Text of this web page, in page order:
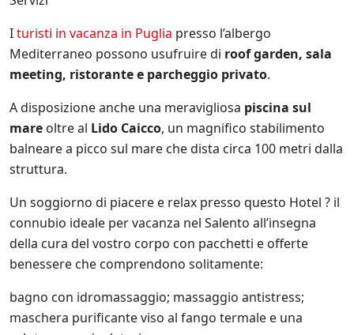
l
e
n
t
.
i
t
e
s
u
l
e
p
r
o
o
z
i
Ituristi in vacanza in Puglia presso l’albergo
Mediterraneo possono usufruire di roof garden, sala
meeting, ristorante e parcheggio privato.
A disposizione anche una meravigliosa piscina sul
mare oltre al Lido Caicco, un magnifico stabilimento
balneare a picco sul mare che dista circa 100 metri dalla
struttura.
Un soggiorno di piacere e relax presso questo Hotel ? il
connubio ideale per vacanza nel Salento all’insegna
della cura del vostro corpo con pacchetti e offerte
benessere che comprendono solitamente:
bagno con idromassaggio; massaggio antistress;
maschera purificante viso al fango termale e una